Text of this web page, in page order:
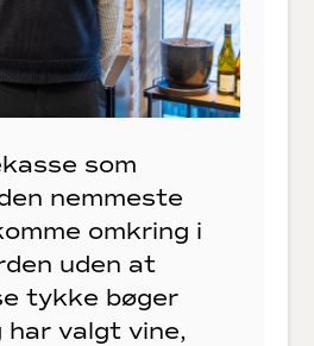
som
nemmeste
omkring i
uden at
tykke bøger
valgt vine,